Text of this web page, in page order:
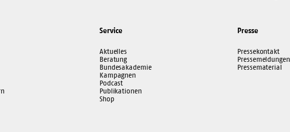
Service
Aktuelles
Beratung
Bundesakademie
Kampagnen
Podcast
Publikationen
Shop
Presse
Pressekontakt
Pressemeldungen
Pressematerial